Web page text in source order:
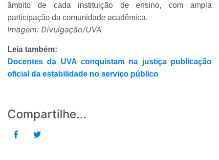
âmbito de cada instituição de ensino, com ampla
participação da comunidade acadêmica.
Imagem: Divulgação/UVA
Leia também:
Docentes da UVA conquistam na justiça publicação
oficial da estabilidade no serviço público
Compartilhe...